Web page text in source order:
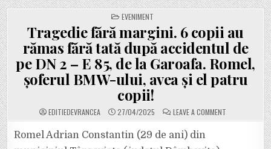
POSTED
IN
EVENIMENT
Tragedie fără margini. 6 copii au
rămas fără tată după accidentul de
pe DN 2 – E 85, de la Garoafa. Romel,
șoferul BMW-ului, avea și el patru
copii!
EDITIEDEVRANCEA 27/04/2025 LEAVE A COMMENTON
TRAGEDIE
Romel Adrian Constantin (29 de ani) din